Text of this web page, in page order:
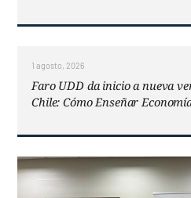
1 agosto, 2026
Faro UDD da inicio a nueva
Chile: Cómo Enseñar